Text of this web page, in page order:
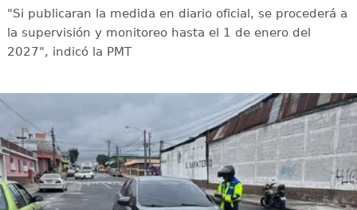
"Si publicaran la medida en diario oficial, se procederá a
la supervisión y monitoreo hasta el 1 de enero del
2027", indicó la PMT